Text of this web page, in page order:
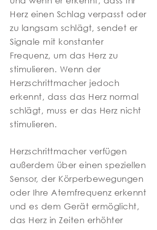
Herz einen Schlag verpasst oder
zu langsam schlägt, sendet er
Signale mit konstanter
Frequenz, um das Herz zu
stimulieren. Wenn der
Herzschrittmacher jedoch
erkennt, dass das Herz normal
schlägt, muss er das Herz nicht
stimulieren.
Herzschrittmacher verfügen
außerdem über einen speziellen
Sensor, der Körperbewegungen
oder Ihre Atemfrequenz erkennt
und es dem Gerät ermöglicht,
das Herz in Zeiten erhöhter